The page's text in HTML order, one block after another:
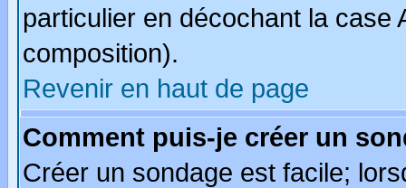
particulier en décochant la case
composition).
Revenir en haut de page
Comment puis-je créer un
Créer un sondage est facile;